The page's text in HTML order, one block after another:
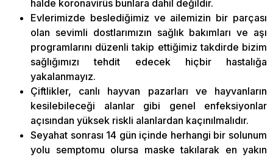
halde koronavirüs bunlara dahil değildir.
Evlerimizde beslediğimiz ve ailemizin bir parçası
olan sevimli dostlarımızın sağlık bakımları ve aşı
programlarını düzenli takip ettiğimiz takdirde bizim
sağlığımızı tehdit edecek hiçbir hastalığa
yakalanmayız.
Çiftlikler, canlı hayvan pazarları ve hayvanların
kesilebileceği alanlar gibi genel enfeksiyonlar
açısından yüksek riskli alanlardan kaçınılmalıdır.
Seyahat sonrası 14 gün içinde herhangi bir solunum
yolu semptomu olursa maske takılarak en yakın